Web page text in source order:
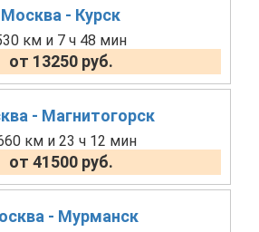
Москва - Курск
км и 7 ч 48 мин
от 13250 руб.
- Магнитогорск
км и 23 ч 12 мин
от 41500 руб.
- Мурманск